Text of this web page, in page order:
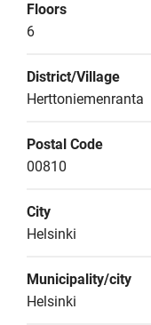
Floors
6
District/Village
Herttoniemenranta
Postal Code
00810
City
Helsinki
Municipality/city
Helsinki